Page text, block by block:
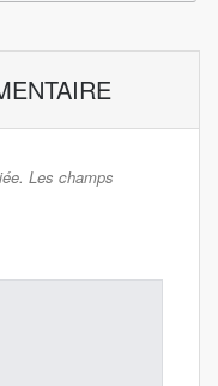
Les champs